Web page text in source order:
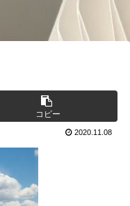
コピー
2020.11.08